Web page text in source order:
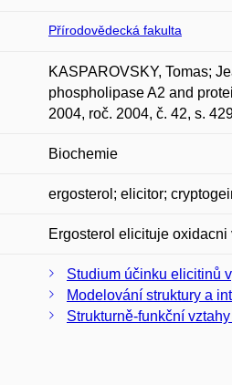
Přírodovědecká fakulta
KASPAROVSKY, Tomas;
phospholipase A2 and
2004, roč. 2004, č. 42, s.
Biochemie
ergosterol; elicitor;
Ergosterol elicituje
Studium účinku elicitinů
Modelování struktury a
Strukturně-funkční